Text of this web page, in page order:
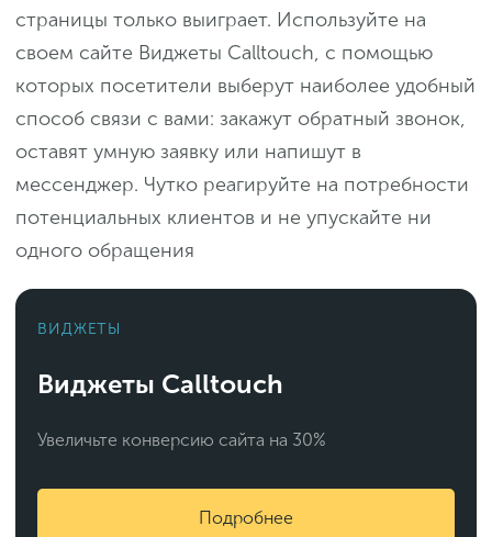
страницы только выиграет. Используйте на
своем сайте Виджеты Calltouch, с помощью
которых посетители выберут наиболее удобный
способ связи с вами: закажут обратный звонок,
оставят умную заявку или напишут в
мессенджер. Чутко реагируйте на потребности
потенциальных клиентов и не упускайте ни
одного обращения
ВИДЖЕТЫ
Виджеты Calltouch
Увеличьте конверсию сайта на 30%
Подробнее